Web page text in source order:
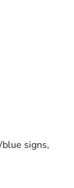
signs,